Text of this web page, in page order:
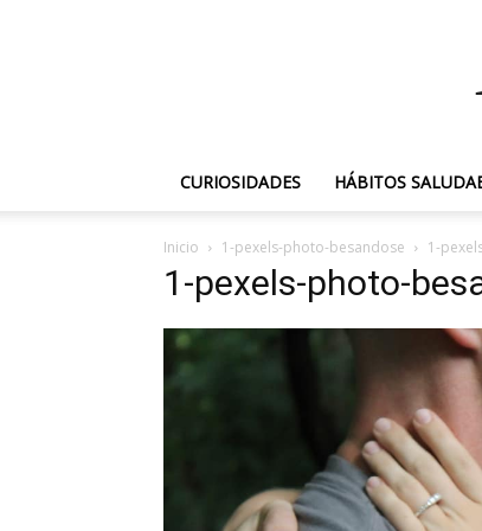
CURIOSIDADES HÁBITOS
Inicio 1-pexels-photo-besandose 1-
1-pexels-photo-